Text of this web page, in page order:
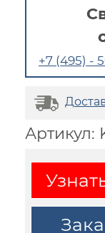
+7 (495) -
Артикул: